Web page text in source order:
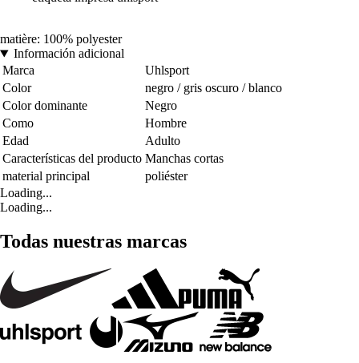
matière: 100% polyester
Información adicional
Marca
Uhlsport
Color
negro / gris oscuro / blanco
Color dominante
Negro
Como
Hombre
Edad
Adulto
Características del producto Manchas cortas
material principal
poliéster
Loading...
Loading...
Todas nuestras marcas